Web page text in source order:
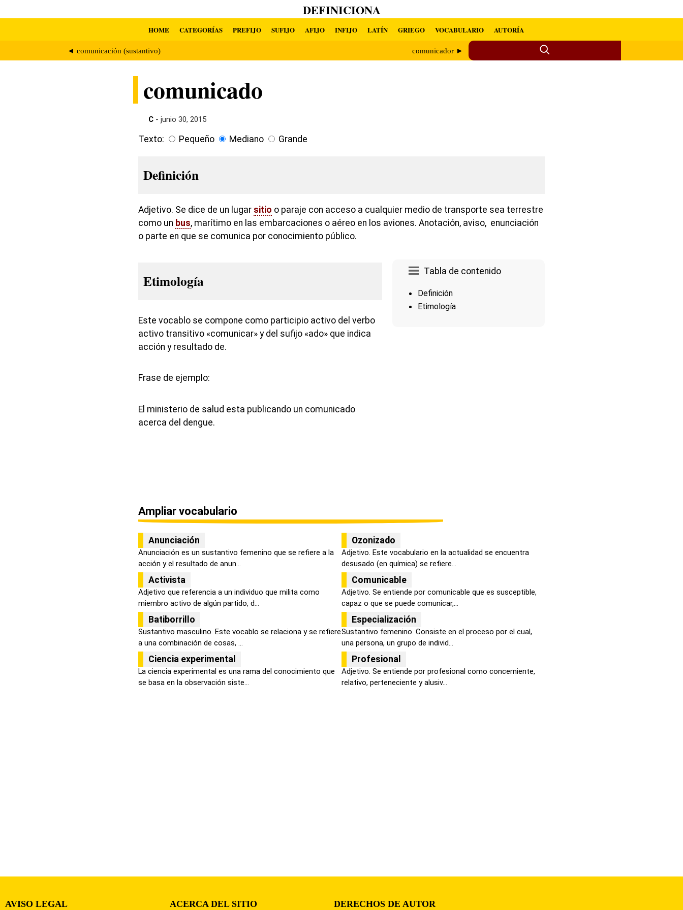
DEFINICIONA
HOME CATEGORÍAS PREFIJO SUFIJO AFIJO INFIJO LATÍN GRIEGO VOCABULARIO AUTORÍA
◄ comunicación (sustantivo) comunicador ►
comunicado
C - junio 30, 2015
Texto: Pequeño Mediano Grande
Definición
Adjetivo. Se dice de un lugar sitio o paraje con acceso a cualquier medio de transporte sea terrestre
como un bus, marítimo en las embarcaciones o aéreo en los aviones. Anotación, aviso, enunciación
o parte en que se comunica por conocimiento público.
Tabla de contenido
Definición
Etimología
Etimología
Este vocablo se compone como participio activo del verbo
activo transitivo «comunicar» y del sufijo «ado» que indica
acción y resultado de.
Frase de ejemplo:
El ministerio de salud esta publicando un comunicado
acerca del dengue.
Ampliar vocabulario
Anunciación
Anunciación es un sustantivo femenino que se refiere a la
acción y el resultado de anun...
Ozonizado
Adjetivo. Este vocabulario en la actualidad se encuentra
desusado (en química) se refiere...
Activista
Adjetivo que referencia a un individuo que milita como
miembro activo de algún partido, d...
Comunicable
Adjetivo. Se entiende por comunicable que es susceptible,
capaz o que se puede comunicar,...
Batiborrillo
Sustantivo masculino. Este vocablo se relaciona y se refiere
a una combinación de cosas, ...
Especialización
Sustantivo femenino. Consiste en el proceso por el cual,
una persona, un grupo de individ...
Ciencia experimental
La ciencia experimental es una rama del conocimiento que
se basa en la observación siste...
Profesional
Adjetivo. Se entiende por profesional como concerniente,
relativo, perteneciente y alusiv...
AVISO LEGAL ACERCA DEL SITIO DERECHOS DE AUTOR